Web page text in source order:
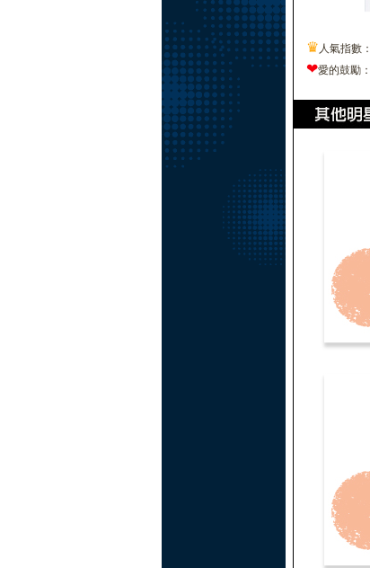
♛ 人氣指數：
❤愛的鼓勵：